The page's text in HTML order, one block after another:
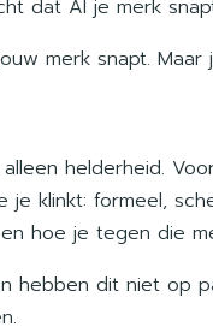
dat AI je merk
merk snapt.
helderheid.
klinkt: formeel,
hoe je tegen die
hebben dit niet op